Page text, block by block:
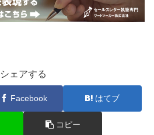
シェアする
Facebook はてブ
コピー